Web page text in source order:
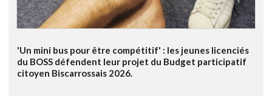
'Un mini bus pour être compétitif' : les jeunes licenciés
du BOSS défendent leur projet du Budget participatif
citoyen Biscarrossais 2026.